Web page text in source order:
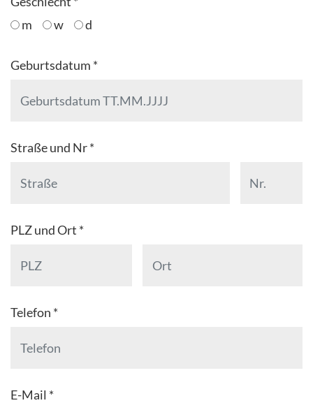
m
w d
Geburtsdatum *
Straße und Nr *
PLZ und Ort *
Telefon *
E-Mail *